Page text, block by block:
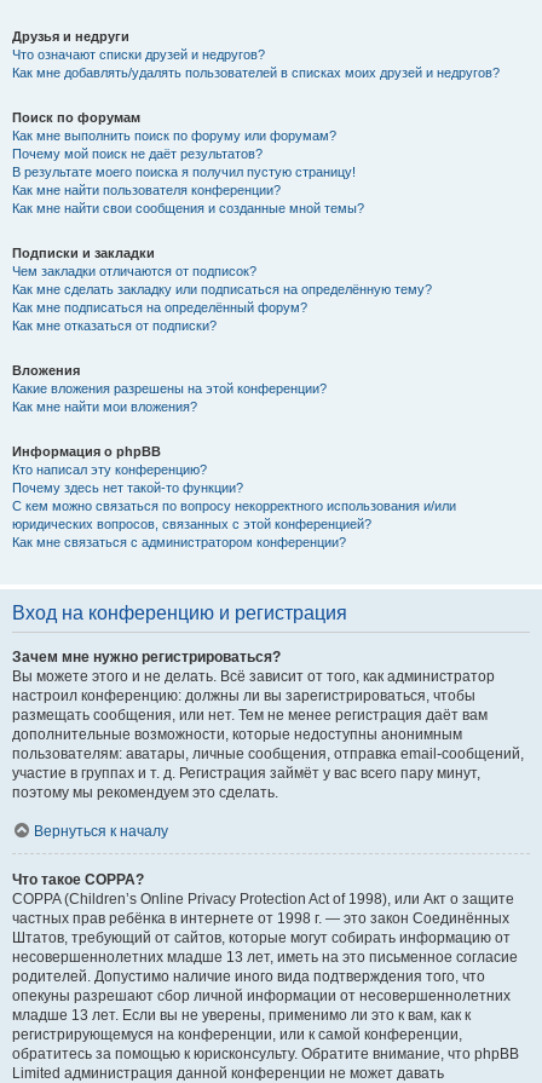
Друзья и недруги
Что означают списки друзей и недругов?
Как мне добавлять/удалять пользователей в списках моих друзей и недругов?
Поиск по форумам
Как мне выполнить поиск по форуму или форумам?
Почему мой поиск не даёт результатов?
В результате моего поиска я получил пустую страницу!
Как мне найти пользователя конференции?
Как мне найти свои сообщения и созданные мной темы?
Подписки и закладки
Чем закладки отличаются от подписок?
Как мне сделать закладку или подписаться на определённую тему?
Как мне подписаться на определённый форум?
Как мне отказаться от подписки?
Вложения
Какие вложения разрешены на этой конференции?
Как мне найти мои вложения?
Информация о phpBB
Кто написал эту конференцию?
Почему здесь нет такой-то функции?
С кем можно связаться по вопросу некорректного использования и/или
юридических вопросов, связанных с этой конференцией?
Как мне связаться с администратором конференции?
Вход на конференцию и регистрация
Зачем мне нужно регистрироваться?
Вы можете этого и не делать. Всё зависит от того, как администратор
настроил конференцию: должны ли вы зарегистрироваться, чтобы
размещать сообщения, или нет. Тем не менее регистрация даёт вам
дополнительные возможности, которые недоступны анонимным
пользователям: аватары, личные сообщения, отправка email-сообщений,
участие в группах и т. д. Регистрация займёт у вас всего пару минут,
поэтому мы рекомендуем это сделать.
Вернуться к началу
Что такое COPPA?
COPPA (Children’s Online Privacy Protection Act of 1998), или Акт о защите
частных прав ребёнка в интернете от 1998 г. — это закон Соединённых
Штатов, требующий от сайтов, которые могут собирать информацию от
несовершеннолетних младше 13 лет, иметь на это письменное согласие
родителей. Допустимо наличие иного вида подтверждения того, что
опекуны разрешают сбор личной информации от несовершеннолетних
младше 13 лет. Если вы не уверены, применимо ли это к вам, как к
регистрирующемуся на конференции, или к самой конференции,
обратитесь за помощью к юрисконсульту. Обратите внимание, что phpBB
Limited администрация данной конференции не может давать